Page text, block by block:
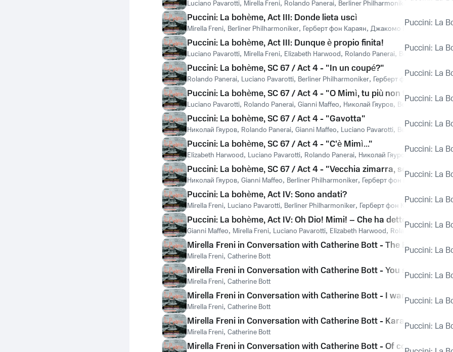
Luciano Pavarotti, Mirella Freni, Rolando Panerai, Berliner Philharmoniker ,
Puccini: La bohème, Act III: Donde lieta uscì
Mirella Freni, Berliner Philharmoniker, Герберт фон Караян, Джакомо ПуччиниPuccini: La
Puccini: La bohème, Act III: Dunque è propio finita!
Luciano Pavarotti, Mirella Freni, Elizabeth Harwood, Rolando Panerai, Berliner
Puccini: La
Puccini: La bohème, SC 67 / Act 4 - "In un coupé?"
Rolando Panerai, Luciano Pavarotti, Berliner Philharmoniker, Герберт фон Караян ,
Puccini: La
Puccini: La bohème, SC 67 / Act 4 - "O Mimì, tu più non torni"
Luciano Pavarotti, Rolando Panerai, Gianni Maffeo, Николай Гяуров, Berliner
Puccini: La
Puccini: La bohème, SC 67 / Act 4 - "Gavotta"
Николай Гяуров, Rolando Panerai, Gianni Maffeo, Luciano Pavarotti, Berliner
Puccini: La
Puccini: La bohème, SC 67 / Act 4 - "C'è Mimì..."
Elizabeth Harwood, Luciano Pavarotti, Rolando Panerai, Николай Гяуров ,
Puccini: La
Puccini: La bohème, SC 67 / Act 4 - "Vecchia zimarra, senti"
Николай Гяуров, Gianni Maffeo, Berliner Philharmoniker, Герберт фон Караян ,
Puccini: La
Puccini: La bohème, Act IV: Sono andati?
Mirella Freni, Luciano Pavarotti, Berliner Philharmoniker, Герберт фон Караян ,
Puccini: La
Puccini: La bohème, Act IV: Oh Dio! Mimi! – Che ha detto il medico?
Gianni Maffeo, Mirella Freni, Luciano Pavarotti, Elizabeth Harwood, Rolando Panerai ,
Puccini: La
Mirella Freni in Conversation with Catherine Bott - The English critic
Mirella Freni, Catherine Bott Puccini: La
Mirella Freni in Conversation with Catherine Bott - You sang Mimi
Mirella Freni, Catherine Bott Puccini: La
Mirella Freni in Conversation with Catherine Bott - I want to go on
Mirella Freni, Catherine Bott Puccini: La
Mirella Freni in Conversation with Catherine Bott - Karajan was
Mirella Freni, Catherine Bott Puccini: La
Mirella Freni in Conversation with Catherine Bott - Of course